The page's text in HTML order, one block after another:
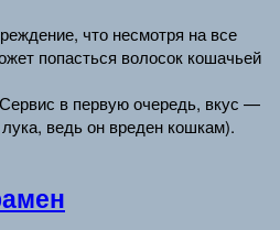
что несмотря на все
попасться волосок кошачьей
в первую очередь, вкус —
ведь он вреден кошкам).